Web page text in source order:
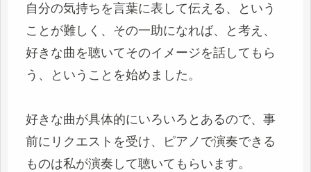
自分の気持ちを言葉に表して伝える、という
ことが難しく、その一助になれば、と考え、
好きな曲を聴いてそのイメージを話してもら
う、ということを始めました。
好きな曲が具体的にいろいろとあるので、事
前にリクエストを受け、ピアノで演奏できる
ものは私が演奏して聴いてもらいます。